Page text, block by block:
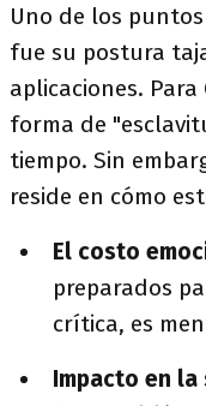
Uno de los
fue su postura
aplicaciones.
forma de
tiempo. Sin
reside en cómo
El costo
preparados
crítica, es
Impacto en